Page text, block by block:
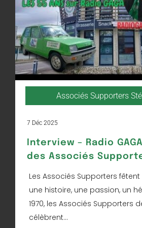
Associés Supporters
7 Déc 2025
Interview – Radio
des Associés
Les Associés Supporters
une histoire, une passion, un
1970, les Associés Supporters de
célèbrent...